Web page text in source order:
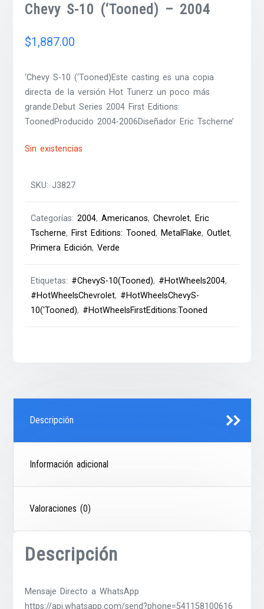
Chevy S-10 (‘Tooned) – 2004
$1,887.00
‘Chevy S-10 (‘Tooned)Este casting es una copia
directa de la versión Hot Tunerz un poco más
grande.Debut Series 2004 First Editions:
ToonedProducido 2004-2006Diseñador Eric Tscherne’
Sin existencias
SKU:J3827
Categorías:2004,Americanos,Chevrolet, Eric
Tscherne, First Editions: Tooned, MetalFlake,Outlet,
Primera Edición,Verde
Etiquetas: #ChevyS-10(Tooned), #HotWheels2004,
#HotWheelsChevrolet, #HotWheelsChevyS-
10('Tooned), #HotWheelsFirstEditions:Tooned
Descripción
Información adicional
Valoraciones (0)
Descripción
Mensaje Directo a WhatsApp
https://api.whatsapp.com/send?phone=541158100616